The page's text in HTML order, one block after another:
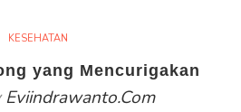
KESEHATAN
yang Mencurigakan
Eviindrawanto.com